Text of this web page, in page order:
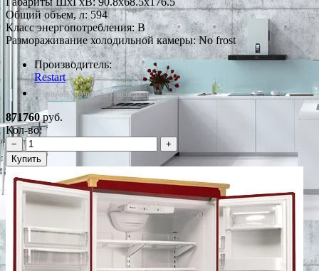
Общий объем, л: 594
Класс энергопотребления: B
Размораживание холодильной камеры: No frost
Производитель:
Restart
*Наличие уточняйте у менеджера
871760руб.
Кол-во:
−
+
Купить